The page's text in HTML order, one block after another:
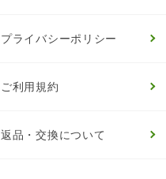
プライバシーポリシー
ご利用規約
返品・交換について